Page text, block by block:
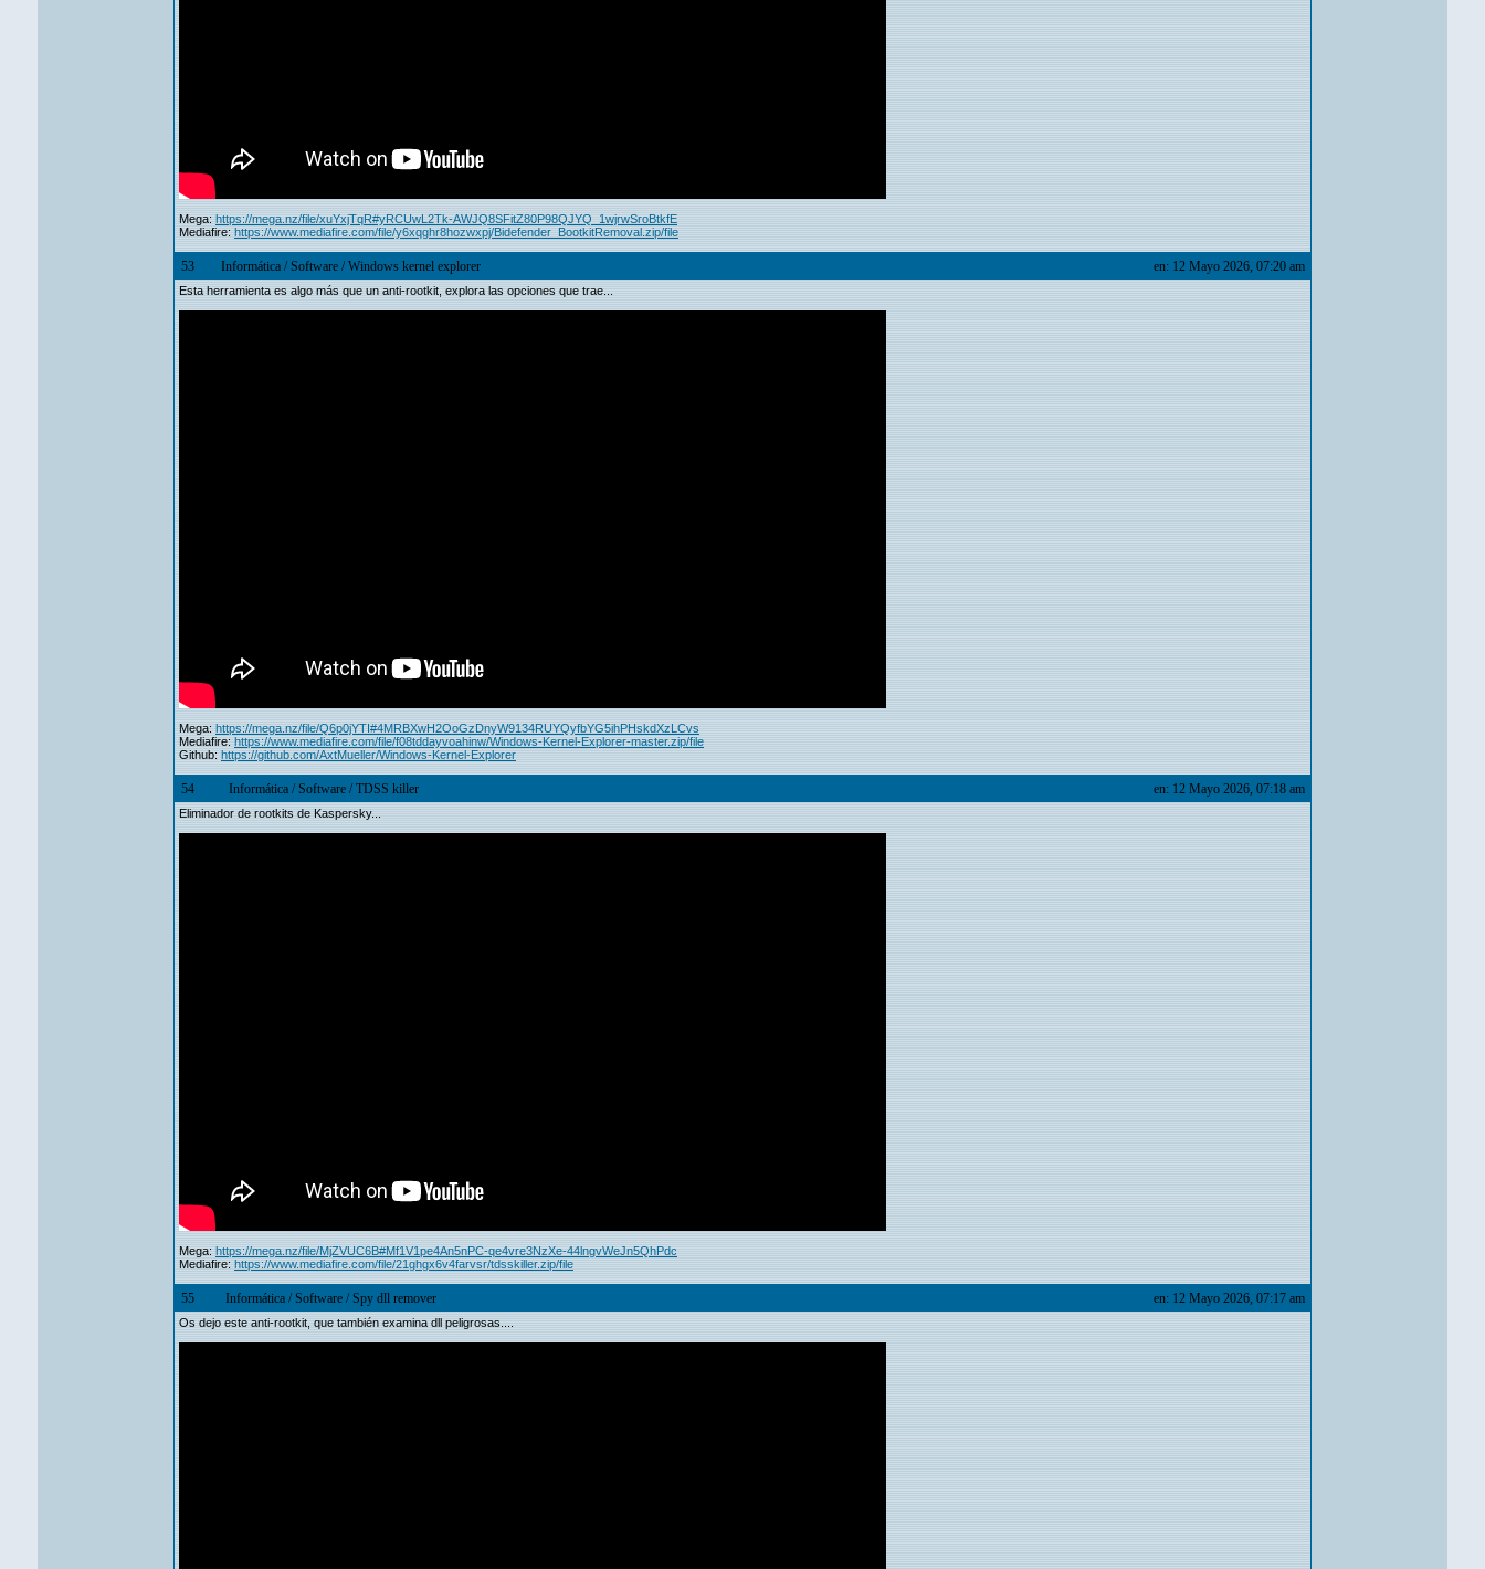
Mega: https://mega.nz/file/xuYxjTqR#yRCUwL2Tk-AWJQ8SFitZ80P98QJYQ_1wjrwSroBtkfE
Mediafire: https://www.mediafire.com/file/y6xqghr8hozwxpj/Bidefender_BootkitRemoval.zip/file
53 Informática /Software /Windows kernel explorer en: 12 Mayo 2026, 07:20 am
Esta herramienta es algo más que un anti-rootkit, explora las opciones que trae...
Mega: https://mega.nz/file/Q6p0jYTI#4MRBXwH2OoGzDnyW9134RUYQyfbYG5ihPHskdXzLCvs
Mediafire: https://www.mediafire.com/file/f08tddayvoahinw/Windows-Kernel-Explorer-master.zip/file
Github: https://github.com/AxtMueller/Windows-Kernel-Explorer
54 Informática /Software /TDSS killer en: 12 Mayo 2026, 07:18 am
Eliminador de rootkits de Kaspersky...
Mega: https://mega.nz/file/MjZVUC6B#Mf1V1pe4An5nPC-qe4vre3NzXe-44lngvWeJn5QhPdc
Mediafire: https://www.mediafire.com/file/21ghgx6v4farvsr/tdsskiller.zip/file
55 Informática /Software /Spy dll remover en: 12 Mayo 2026, 07:17 am
Os dejo este anti-rootkit, que también examina dll peligrosas....